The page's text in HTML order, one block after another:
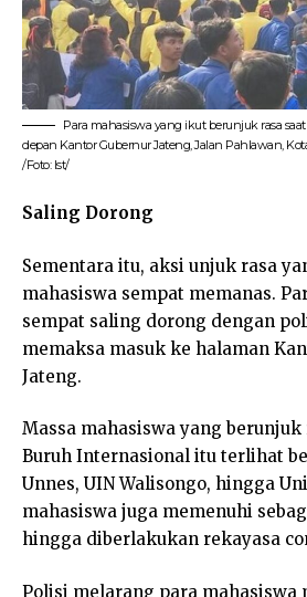
Para mahasiswa yang ikut berunjuk rasa
depan Kantor Gubernur Jateng, Jalan Pahlawan,
/Foto: Ist/
Saling Dorong
Sementara itu, aksi unjuk rasa
mahasiswa sempat memanas.
sempat saling dorong dengan
memaksa masuk ke halaman
Jateng.
Massa mahasiswa yang
Buruh Internasional itu terlihat
Unnes, UIN Walisongo, hingga
mahasiswa juga memenuhi
hingga diberlakukan rekayasa
Polisi melarang para mahasiswa